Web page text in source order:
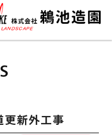
更新外工事